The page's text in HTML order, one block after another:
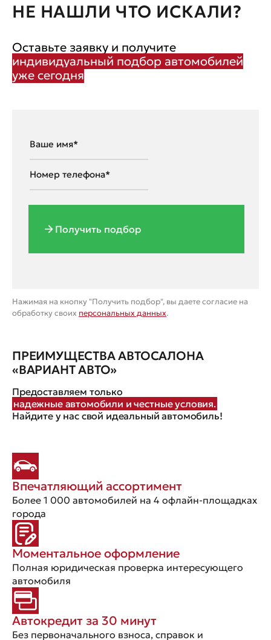
НЕ НАШЛИ ЧТО ИСКАЛИ?
Оставьте заявку и получите
индивидуальный подбор автомобилей
уже сегодня
Получить подбор
Нажимая на кнопку "Получить подбор", вы даете согласие на
обработку своих персональных данных.
ПРЕИМУЩЕСТВА АВТОСАЛОНА
«ВАРИАНТ АВТО»
Предоставляем только
надежные автомобили и честные условия.
Найдите у нас свой идеальный автомобиль!
Впечатляющий ассортимент
Более 1 000 автомобилей на 4 офлайн-площадках
города
Моментальное оформление
Полная юридическая проверка интересующего
автомобиля
Автокредит за 30 минут
Без первоначального взноса, справок и